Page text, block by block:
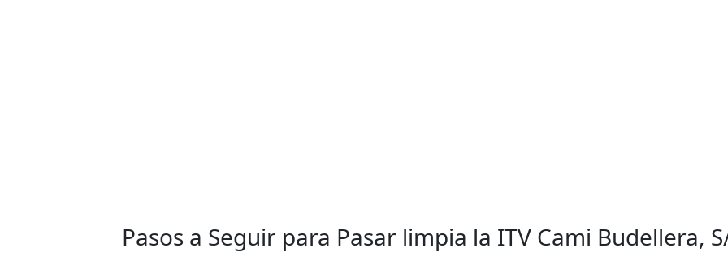
Pasos a Seguir para Pasar limpia la ITV Cami Budellera,